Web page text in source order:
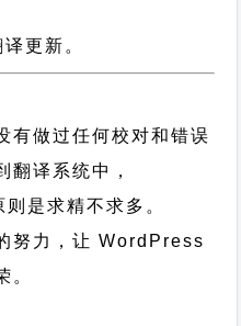
更新。
有做过任何校对和错误
翻译系统中，
是求精不求多。
努力，让 WordPress
。